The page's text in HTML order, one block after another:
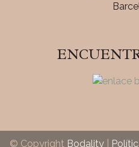
© Copyright Bodality